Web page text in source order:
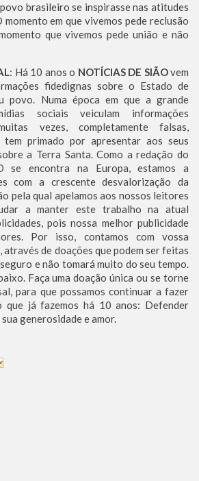
brasileiro se inspirasse nas atitudes
em que vivemos pede reclusão
que vivemos pede união e não
: Há 10 anos o NOTÍCIAS DE SIÃOvem
fidedignas sobre o Estado de
povo. Numa época em que a grande
sociais veiculam informações
vezes, completamente falsas,
tem primado por apresentar aos seus
a Terra Santa. Como a redação do
se encontra na Europa, estamos a
com a crescente desvalorização da
pela qual apelamos aos nossos leitores
a manter este trabalho na atual
pois nossa melhor publicidade
Por isso, contamos com vossa
de doações que podem ser feitas
e não tomará muito do seu tempo.
Faça uma doação única ou se torne
para que possamos continuar a fazer
que já fazemos há 10 anos: Defender
generosidade e amor.